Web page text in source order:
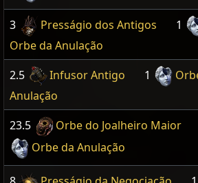
3 Presságio dos Antigos
1
Orbe da Anulação
2.5 Infusor Antigo 1
Anulação
23.5 Orbe do Joalheiro Maior
Orbe da Anulação